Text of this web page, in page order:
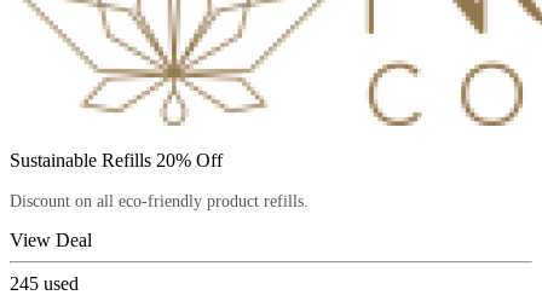
Sustainable Refills 20% Off
Discount on all eco-friendly product refills.
View Deal
245 used